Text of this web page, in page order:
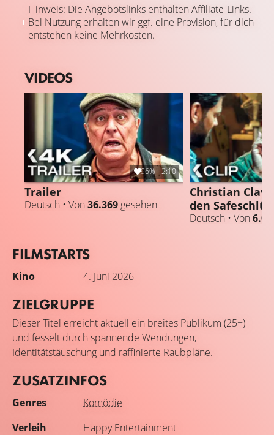
Hinweis: Die Angebotslinks enthalten Affiliate-Links.
Bei Nutzung erhalten wir ggf. eine Provision, für dich
entstehen keine Mehrkosten.
VIDEOS
96% 2:10
Trailer
Deutsch • Von36.369 gesehen
Christian
den
Deutsch • Von
FILMSTARTS
Kino 4. Juni 2026
ZIELGRUPPE
Dieser Titel erreicht aktuell ein breites Publikum (25+)
und fesselt durch spannende Wendungen,
Identitätstäuschung und raffinierte Raubpläne.
ZUSATZINFOS
Genres
Komödie
Verleih
Happy Entertainment